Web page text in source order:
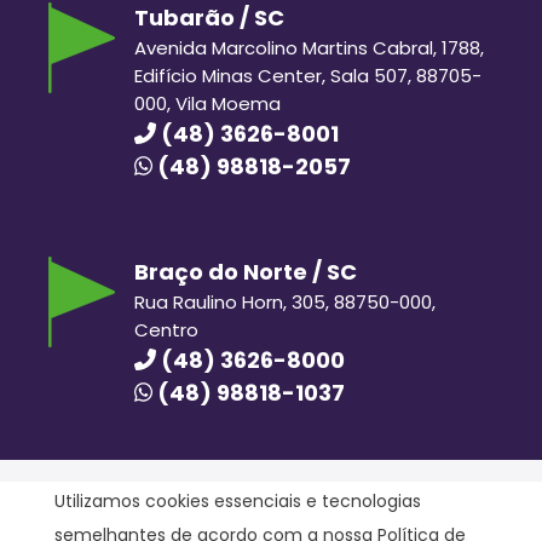
Tubarão / SC
Avenida Marcolino Martins Cabral, 1788,
Edifício Minas Center, Sala 507, 88705-
000, Vila Moema
(48) 3626-8001
(48) 98818-2057
Braço do Norte / SC
Rua Raulino Horn, 305, 88750-000,
Centro
(48) 3626-8000
(48) 98818-1037
Utilizamos cookies essenciais e tecnologias
semelhantes de acordo com a nossa Política de